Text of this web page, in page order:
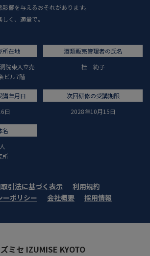
影響を与えるおそれがあります。
く、適量で。
所在地
院東入立売
ビル7階
酒類販売管理者の氏名
桂 純子
講年月日
日
次回研修の受講期限
2028年10月15日
名
所
引法に基づく表示
利用規約
ーポリシー
会社概要 採用情報
ミセ IZUMISE KYOTO